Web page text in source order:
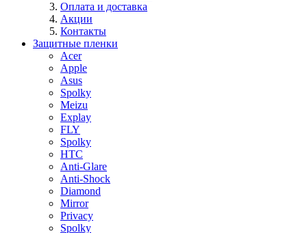
Оплата и доставка
Акции
Контакты
Защитные пленки
Acer
Apple
Asus
Spolky
Meizu
Explay
FLY
Spolky
HTC
Anti-Glare
Anti-Shock
Diamond
Mirror
Privacy
Spolky